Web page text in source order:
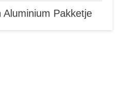
Pakketje